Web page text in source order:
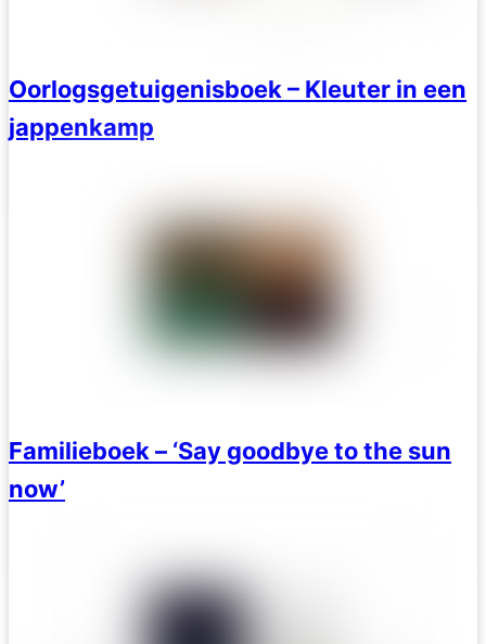
Oorlogsgetuigenisboek – Kleuter in een
jappenkamp
Familieboek – ‘Say goodbye to the sun
now’